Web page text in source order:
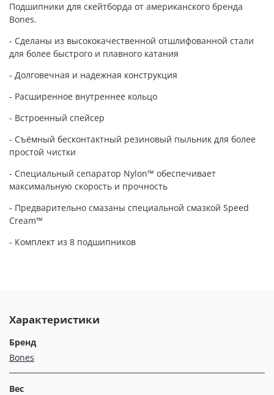
Подшипники для скейтборда от американского бренда
Bones.
- Сделаны из высококачественной отшлифованной стали
для более быстрого и плавного катания
- Долговечная и надежная конструкция
- Расширенное внутреннее кольцо
- Встроенный спейсер
- Съёмный бесконтактный резиновый пыльник для более
простой чистки
- Специальный сепаратор Nylon™ обеспечивает
максимальную скорость и прочность
- Предварительно смазаны специальной смазкой Speed
Cream™
- Комплект из 8 подшипников
Характеристики
Бренд
Bones
Вес